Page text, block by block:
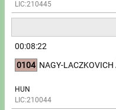
Partners, sponsors
Impressum
LIC:210445
00:08:22
0104 NAGY-
HUN
LIC:210044